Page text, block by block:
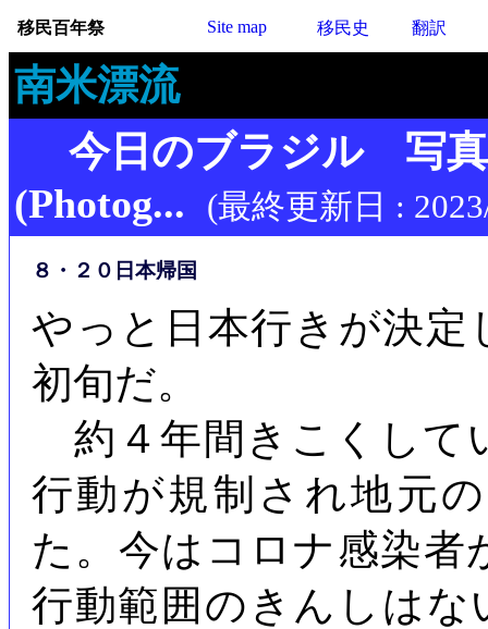
移民百年祭 Site map 移民史 翻訳
南米漂流
今日のブラジル 写
(Photog...
(最終更新日 :
８・２０日本帰国
やっと日本行きが決定
初旬だ。
約４年間きこくして
行動が規制され地元
た。今はコロナ感染
行動範囲のきんしはな